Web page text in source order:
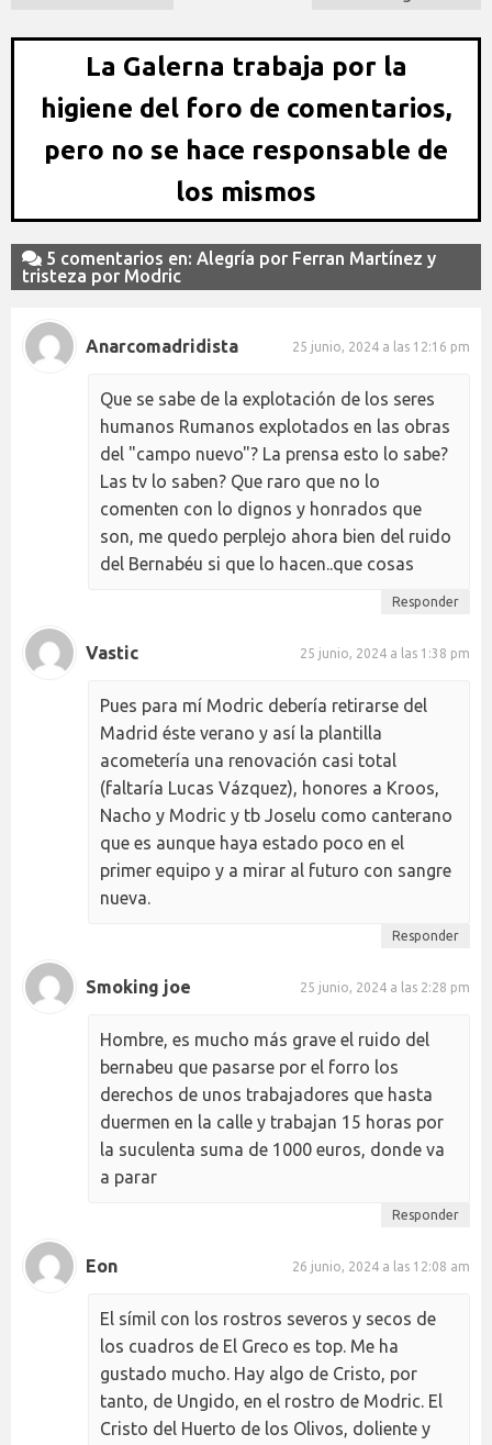
La Galerna trabaja por la
higiene del foro de comentarios,
pero no se hace responsable de
los mismos
5 comentarios en: Alegría por Ferran Martínez y
tristeza por Modric
Anarcomadridista 25 junio, 2024 a las 12:16 pm
Que se sabe de la explotación de los seres
humanos Rumanos explotados en las obras
del "campo nuevo"? La prensa esto lo sabe?
Las tv lo saben? Que raro que no lo
comenten con lo dignos y honrados que
son, me quedo perplejo ahora bien del ruido
del Bernabéu si que lo hacen..que cosas
Responder
Vastic 25 junio, 2024 a las 1:38 pm
Pues para mí Modric debería retirarse del
Madrid éste verano y así la plantilla
acometería una renovación casi total
(faltaría Lucas Vázquez), honores a Kroos,
Nacho y Modric y tb Joselu como canterano
que es aunque haya estado poco en el
primer equipo y a mirar al futuro con sangre
nueva.
Responder
Smoking joe 25 junio, 2024 a las 2:28 pm
Hombre, es mucho más grave el ruido del
bernabeu que pasarse por el forro los
derechos de unos trabajadores que hasta
duermen en la calle y trabajan 15 horas por
la suculenta suma de 1000 euros, donde va
a parar
Responder
Eon 26 junio, 2024 a las 12:08 am
El símil con los rostros severos y secos de
los cuadros de El Greco es top. Me ha
gustado mucho. Hay algo de Cristo, por
tanto, de Ungido, en el rostro de Modric. El
Cristo del Huerto de los Olivos, doliente y